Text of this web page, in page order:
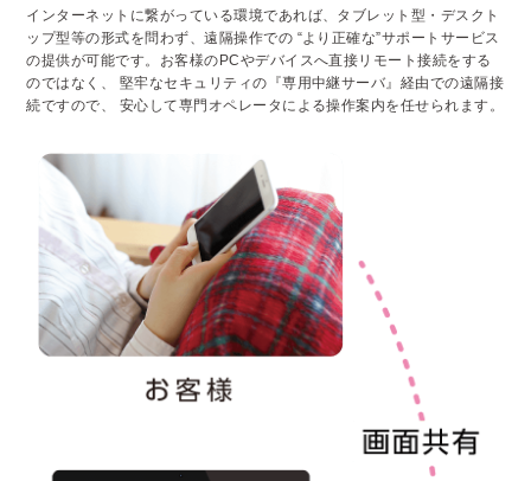
インターネットに繋がっている環境であれば、タブレット型・デスクト
ップ型等の形式を問わず、遠隔操作での “より正確な”サポートサービス
の提供が可能です。お客様のPCやデバイスへ直接リモート接続をする
のではなく、
堅牢なセキュリティの『専用中継サーバ』経由での遠隔接
続ですので、
安心して専門オペレータによる操作案内を任せられます。